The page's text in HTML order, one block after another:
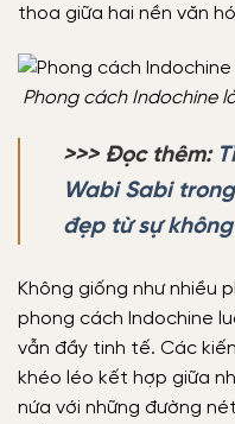
thoa giữa hai nền văn
Phong cách Indochine
>>> Đọc thêm:
Wabi Sabi
đẹp từ sự
Không giống như nhiều
phong cách Indochine
vẫn đầy tinh tế. Các
khéo léo kết hợp giữa
nứa với những đường